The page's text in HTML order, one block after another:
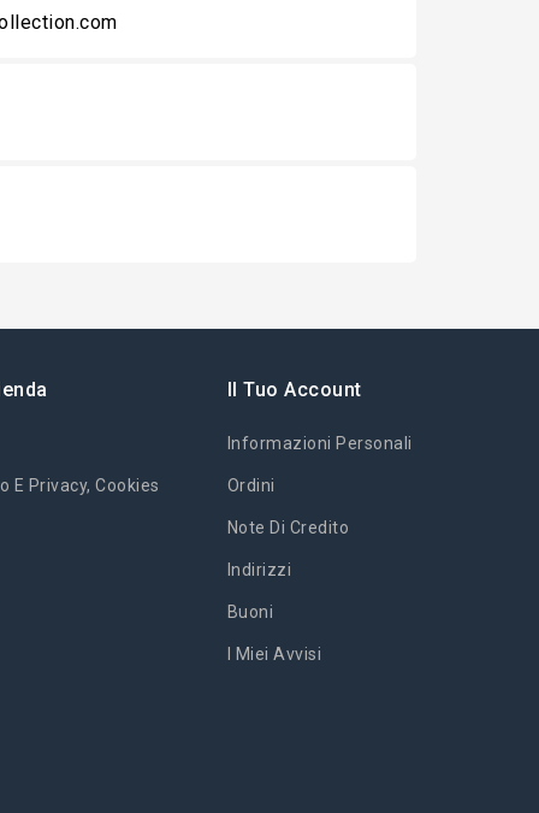
E Privacy, Cookies
Il Tuo Account
Informazioni Personali
Ordini
Note Di Credito
Indirizzi
Buoni
I Miei Avvisi